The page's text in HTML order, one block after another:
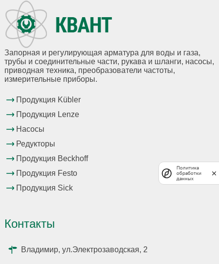
Запорная и регулирующая арматура для воды и газа,
трубы и соединительные части, рукава и шланги, насосы,
приводная техника, преобразователи частоты,
измерительные приборы.
Продукция Kübler
Продукция Lenze
Насосы
Редукторы
Продукция Beckhoff
Продукция Festo
Продукция Sick
Контакты
Владимир, ул.Электрозаводская, 2
Политика
обработки
данных